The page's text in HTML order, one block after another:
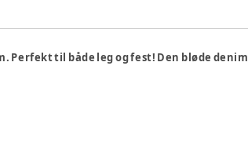
Perfekt til både leg og fest! Den bløde denim